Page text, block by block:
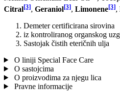
Citral[3], Geraniol[3], Limonene[3],
Demeter certificirana sirovina
iz kontroliranog organskog
Sastojak čistih eteričnih ulja
O liniji Special Face Care
O sastojcima
O proizvodima za njegu lica
Pravne informacije